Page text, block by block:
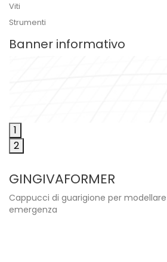
Viti
Strumenti
Banner informativo
1
2
GINGIVAFORMER
Cappucci di guarigione per
emergenza